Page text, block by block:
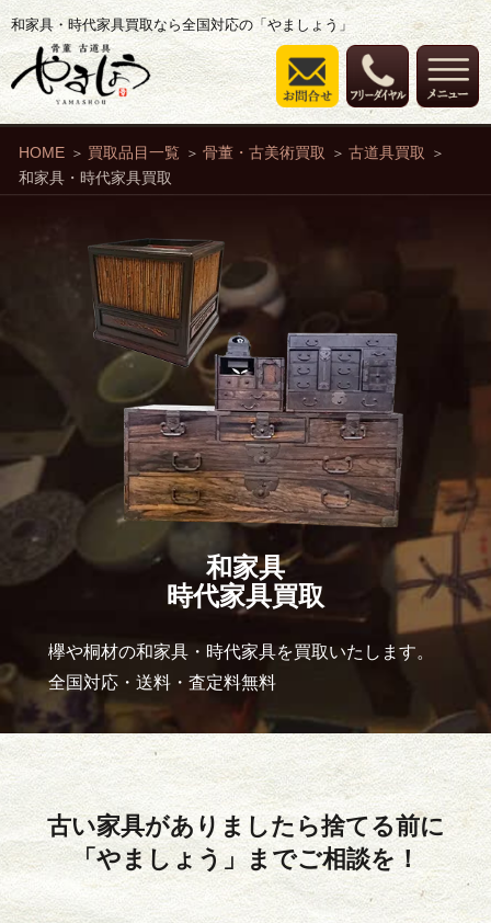
和家具・時代家具買取なら全国対応の「やましょう」
HOME 買取品目一覧 骨董・古美術買取
古道具買取
和家具・時代家具買取
和家具
時代家具買取
欅や桐材の和家具・時代家具を買取いたします。
全国対応・送料・査定料無料
古い家具がありましたら捨てる前に
「やましょう」までご相談を！